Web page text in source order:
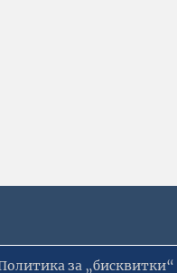
за „бисквитки“